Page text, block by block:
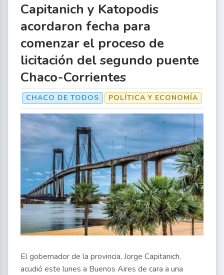
Capitanich y Katopodis
acordaron fecha para
comenzar el proceso de
licitación del segundo puente
Chaco-Corrientes
CHACO DE TODOS POLÍTICA Y ECONOMÍA
El gobernador de la provincia, Jorge Capitanich,
acudió este lunes a Buenos Aires de cara a una